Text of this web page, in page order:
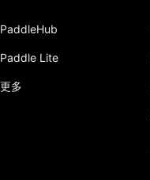
PaddleHub
Paddle Lite
更多